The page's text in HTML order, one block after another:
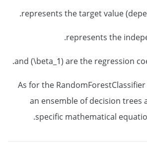
As for the
an ensemble of decision trees
specific mathematical